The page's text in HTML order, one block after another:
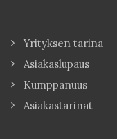
Yrityksen tarina
Asiakaslupaus
Kumppanuus
Asiakastarinat